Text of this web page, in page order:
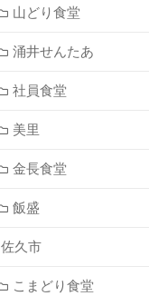
山どり食堂
涌井せんたあ
社員食堂
美里
金長食堂
飯盛
佐久市
こまどり食堂